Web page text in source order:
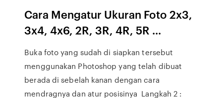
Cara Mengatur Ukuran Foto 2x3,
3x4, 4x6, 2R, 3R, 4R, 5R ...
Buka foto yang sudah di siapkan tersebut
menggunakan Photoshop yang telah dibuat
berada di sebelah kanan dengan cara
mendragnya dan atur posisinya Langkah 2 :